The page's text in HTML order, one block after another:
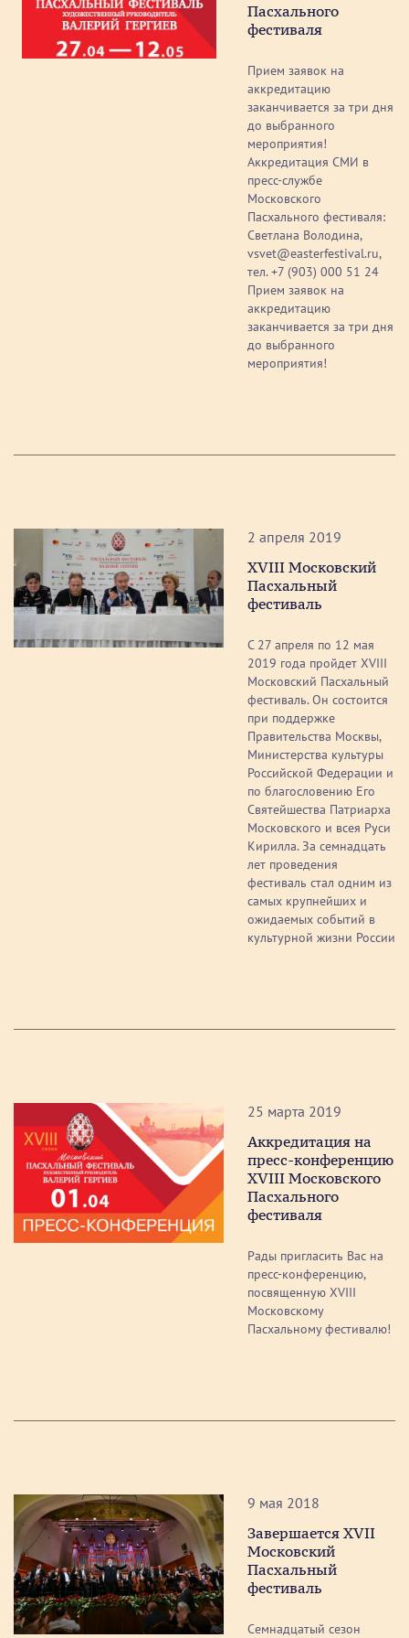
Пасхального
фестиваля
Прием заявок на
аккредитацию
заканчивается за три дня
до выбранного
мероприятия!
Аккредитация СМИ в
пресс-службе
Московского
Пасхального фестиваля:
Светлана Володина,
vsvet@easterfestival.ru,
тел. +7 (903) 000 51 24
Прием заявок на
аккредитацию
заканчивается за три дня
до выбранного
мероприятия!
2 апреля 2019
XVIII Московский
Пасхальный
фестиваль
С 27 апреля по 12 мая
2019 года пройдет XVIII
Московский Пасхальный
фестиваль. Он состоится
при поддержке
Правительства Москвы,
Министерства культуры
Российской Федерации и
по благословению Его
Святейшества Патриарха
Московского и всея Руси
Кирилла. За семнадцать
лет проведения
фестиваль стал одним из
самых крупнейших и
ожидаемых событий в
культурной жизни России
25 марта 2019
Аккредитация на
пресс-конференцию
XVIII Московского
Пасхального
фестиваля
Рады пригласить Вас на
пресс-конференцию,
посвященную XVIII
Московскому
Пасхальному фестивалю!
9 мая 2018
Завершается XVII
Московский
Пасхальный
фестиваль
Семнадцатый сезон